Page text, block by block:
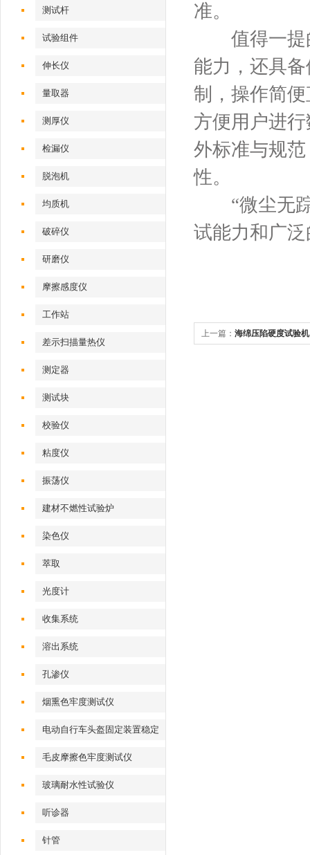
测试杆
试验组件
伸长仪
量取器
测厚仪
检漏仪
脱泡机
均质机
破碎仪
研磨仪
摩擦感度仪
工作站
差示扫描量热仪
测定器
测试块
校验仪
粘度仪
振荡仪
建材不燃性试验炉
染色仪
萃取
光度计
收集系统
溶出系统
孔渗仪
烟熏色牢度测试仪
电动自行车头盔固定装置稳定
性测试仪
毛皮摩擦色牢度测试仪
玻璃耐水性试验仪
听诊器
针管
准。
值得一提的
能力，还具
制，操作简
方便用户进
外标准与规
性。
“微尘无踪”
试能力和广
上一篇： 海绵压陷硬度试验机